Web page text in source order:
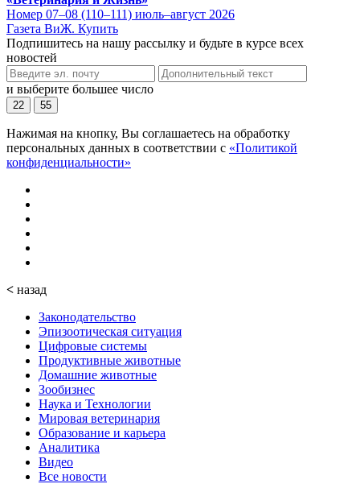
Номер 07–08 (110–111) июль–август 2026
Газета ВиЖ. Купить
Подпишитесь на нашу рассылку и будьте в курсе всех
новостей
и выберите большее число
22 55
Нажимая на кнопку, Вы соглашаетесь на обработку
персональных данных в соответствии с «Политикой
конфиденциальности»
< назад
Законодательство
Эпизоотическая ситуация
Цифровые системы
Продуктивные животные
Домашние животные
Зообизнес
Наука и Технологии
Мировая ветеринария
Образование и карьера
Аналитика
Видео
Все новости